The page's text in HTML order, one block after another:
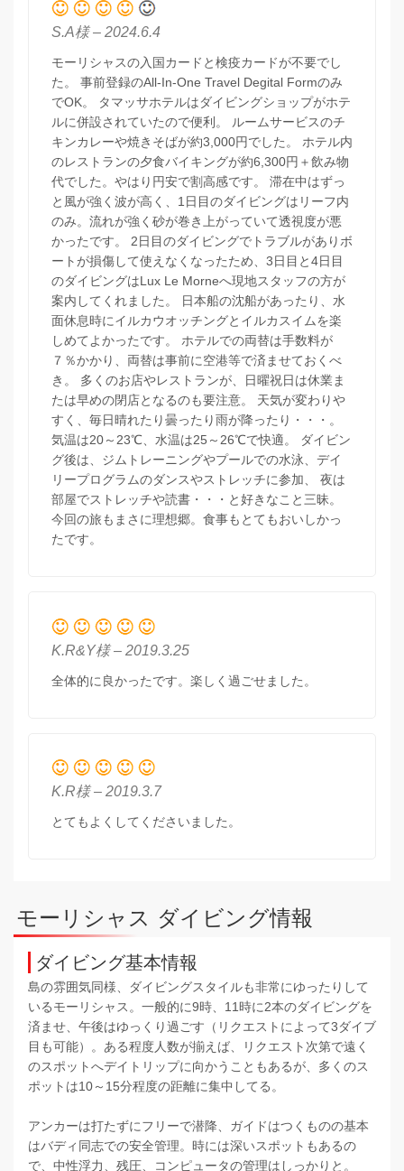
S.A様 – 2024.6.4
モーリシャスの入国カードと検疫カードが不要でし
た。 事前登録のAll-In-One Travel Degital Formのみ
でOK。 タマッサホテルはダイビングショップがホテ
ルに併設されていたので便利。 ルームサービスのチ
キンカレーや焼きそばが約3,000円でした。 ホテル内
のレストランの夕食バイキングが約6,300円＋飲み物
代でした。やはり円安で割高感です。 滞在中はずっ
と風が強く波が高く、1日目のダイビングはリーフ内
のみ。流れが強く砂が巻き上がっていて透視度が悪
かったです。 2日目のダイビングでトラブルがありボ
ートが損傷して使えなくなったため、3日目と4日目
のダイビングはLux Le Morneへ現地スタッフの方が
案内してくれました。 日本船の沈船があったり、水
面休息時にイルカウオッチングとイルカスイムを楽
しめてよかったです。 ホテルでの両替は手数料が
７％かかり、両替は事前に空港等で済ませておくべ
き。 多くのお店やレストランが、日曜祝日は休業ま
たは早めの閉店となるのも要注意。 天気が変わりや
すく、毎日晴れたり曇ったり雨が降ったり・・・。
気温は20～23℃、水温は25～26℃で快適。 ダイビン
グ後は、ジムトレーニングやプールでの水泳、デイ
リープログラムのダンスやストレッチに参加、 夜は
部屋でストレッチや読書・・・と好きなこと三昧。
今回の旅もまさに理想郷。食事もとてもおいしかっ
たです。
K.R&Y様 – 2019.3.25
全体的に良かったです。楽しく過ごせました。
K.R様 – 2019.3.7
とてもよくしてくださいました。
モーリシャス ダイビング情報
ダイビング基本情報
島の雰囲気同様、ダイビングスタイルも非常にゆったりして
いるモーリシャス。一般的に9時、11時に2本のダイビングを
済ませ、午後はゆっくり過ごす（リクエストによって3ダイブ
目も可能）。ある程度人数が揃えば、リクエスト次第で遠く
のスポットへデイトリップに向かうこともあるが、多くのス
ポットは10～15分程度の距離に集中してる。
アンカーは打たずにフリーで潜降、ガイドはつくものの基本
はバディ同志での安全管理。時には深いスポットもあるの
で、中性浮力、残圧、コンピュータの管理はしっかりと。